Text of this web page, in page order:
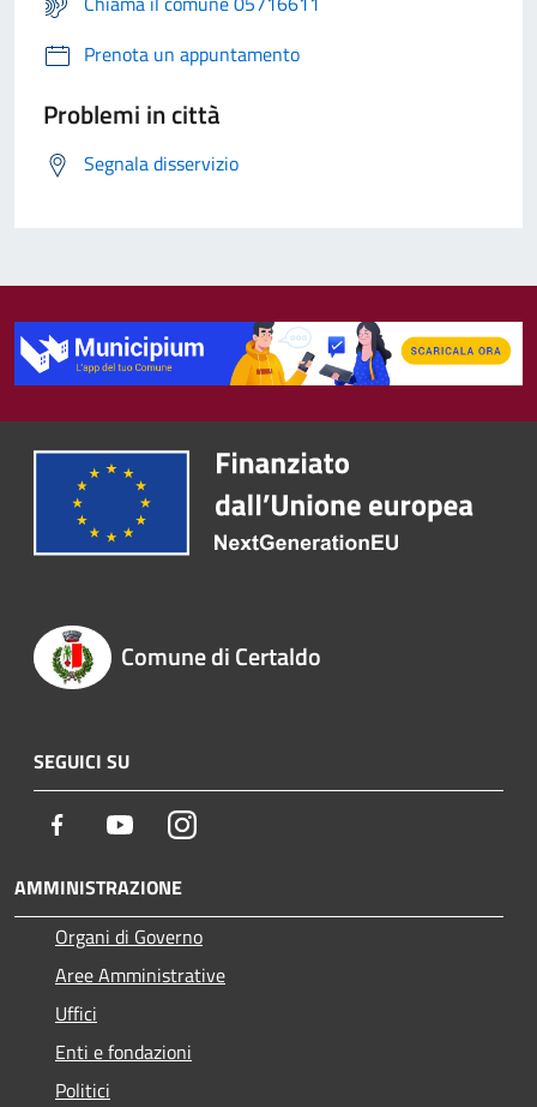
Prenota un appuntamento
Problemi in città
Segnala disservizio
Comune di Certaldo
SEGUICI SU
Facebook YoutubeInstagram
AMMINISTRAZIONE
Organi di Governo
Aree Amministrative
Uffici
Enti e fondazioni
Politici